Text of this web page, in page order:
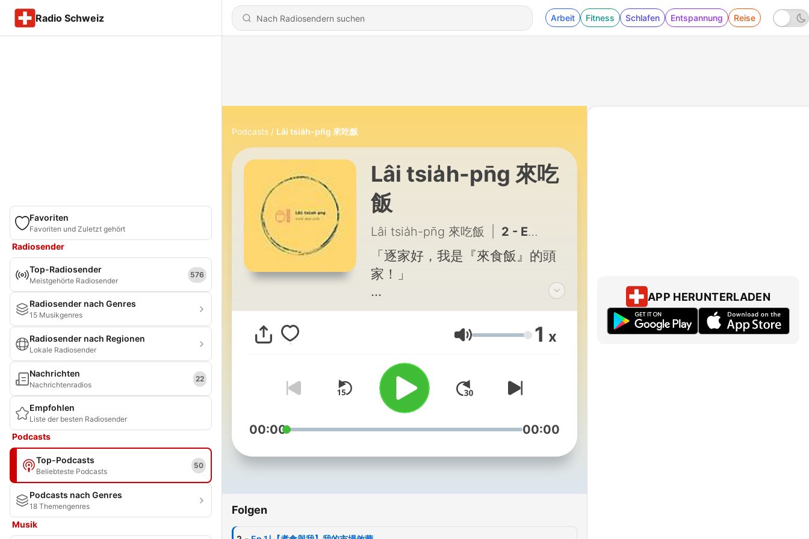
Radio Schweiz Arbeit Fitness Schlafen Entspannung Reise
Favoriten
Favoriten und Zuletzt gehört
Radiosender
Top-Radiosender
Meistgehörte Radiosender
576
Radiosender nach Genres
15 Musikgenres
Radiosender nach Regionen
Lokale Radiosender
Nachrichten
Nachrichtenradios
22
Empfohlen
Liste der besten Radiosender
Podcasts
Top-Podcasts
Beliebteste Podcasts
50
Podcasts nach Genres
18 Themengenres
Musik
Podcasts Lâi tsia̍h-pn̄g 來吃飯
Lâi tsia̍h-pn̄g 來吃
飯
Lâi tsia̍h-pn̄g 來吃飯 2 - Ep 1∣【煮食與我】我的市場啟蒙
「逐家好，我是『來食飯』的頭
家！」
大家好，我是Lâi tsia̍h-pn̄g的老
闆，叫我頭的/老闆（thâu--ê）
就好了。在這裡你會聽到我的生
活故事、料理故事，還有，你的
故事。
吃飯是身為台灣人很重要的一件
事之一，讓我們一起邊吃邊聊，
Powered by
Lautstärke 1 x
00:00 00:00
Folgen
APP HERUNTERLADEN